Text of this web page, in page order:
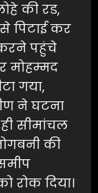
की रड,
पिटाई कर
पहुंचे
मोहम्मद
गया,
ने घटना
सीमांचल
की
रोक दिया।